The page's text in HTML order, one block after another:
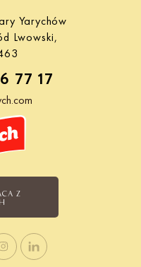
Yarychów
Lwowski,
77 17
Z